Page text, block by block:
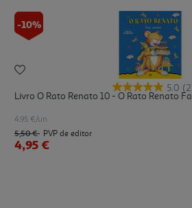
-10%
5.0
Livro O Rato Renato 10 - O Rato Renato
4.95 €/un
5,50 € PVP de editor
4,95 €